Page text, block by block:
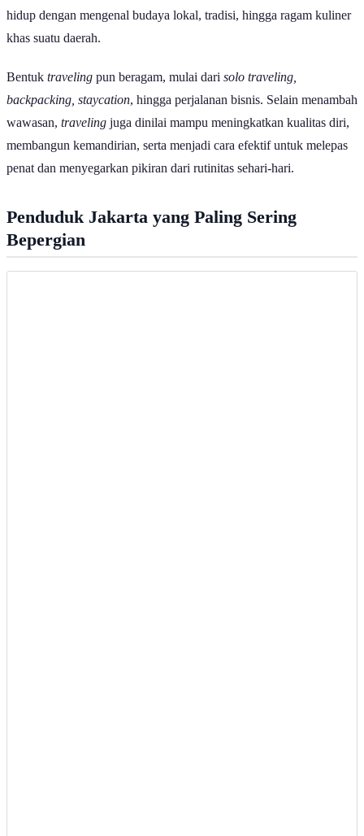
hidup dengan mengenal budaya lokal, tradisi, hingga ragam kuliner
khas suatu daerah.
Bentuk traveling pun beragam, mulai dari solo traveling,
backpacking, staycation, hingga perjalanan bisnis. Selain menambah
wawasan, traveling juga dinilai mampu meningkatkan kualitas diri,
membangun kemandirian, serta menjadi cara efektif untuk melepas
penat dan menyegarkan pikiran dari rutinitas sehari-hari.
Penduduk Jakarta yang Paling Sering
Bepergian